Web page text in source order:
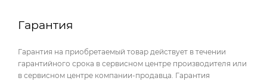
Гарантия
Гарантия на приобретаемый товар действует в течении
гарантийного срока в сервисном центре производителя или
в сервисном центре компании-продавца. Гарантия